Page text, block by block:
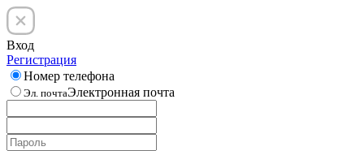
Вход
Регистрация
Номер телефона
Эл. почтаЭлектронная почта